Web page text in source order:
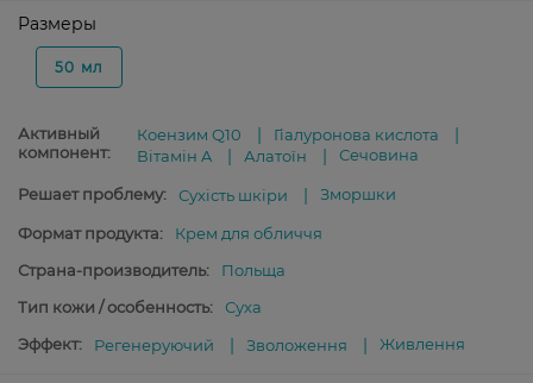
Размеры
50 мл
Активный
компонент:
Коензим Q10
Гіалуронова кислота
Вітамін A
Алатоїн Сечовина
Решает проблему: Сухість шкіри Зморшки
Формат продукта:
Крем для обличчя
Страна-производитель:
Польща
Тип кожи / особенность:
Суха
Эффект:
Регенеруючий Зволоження Живлення